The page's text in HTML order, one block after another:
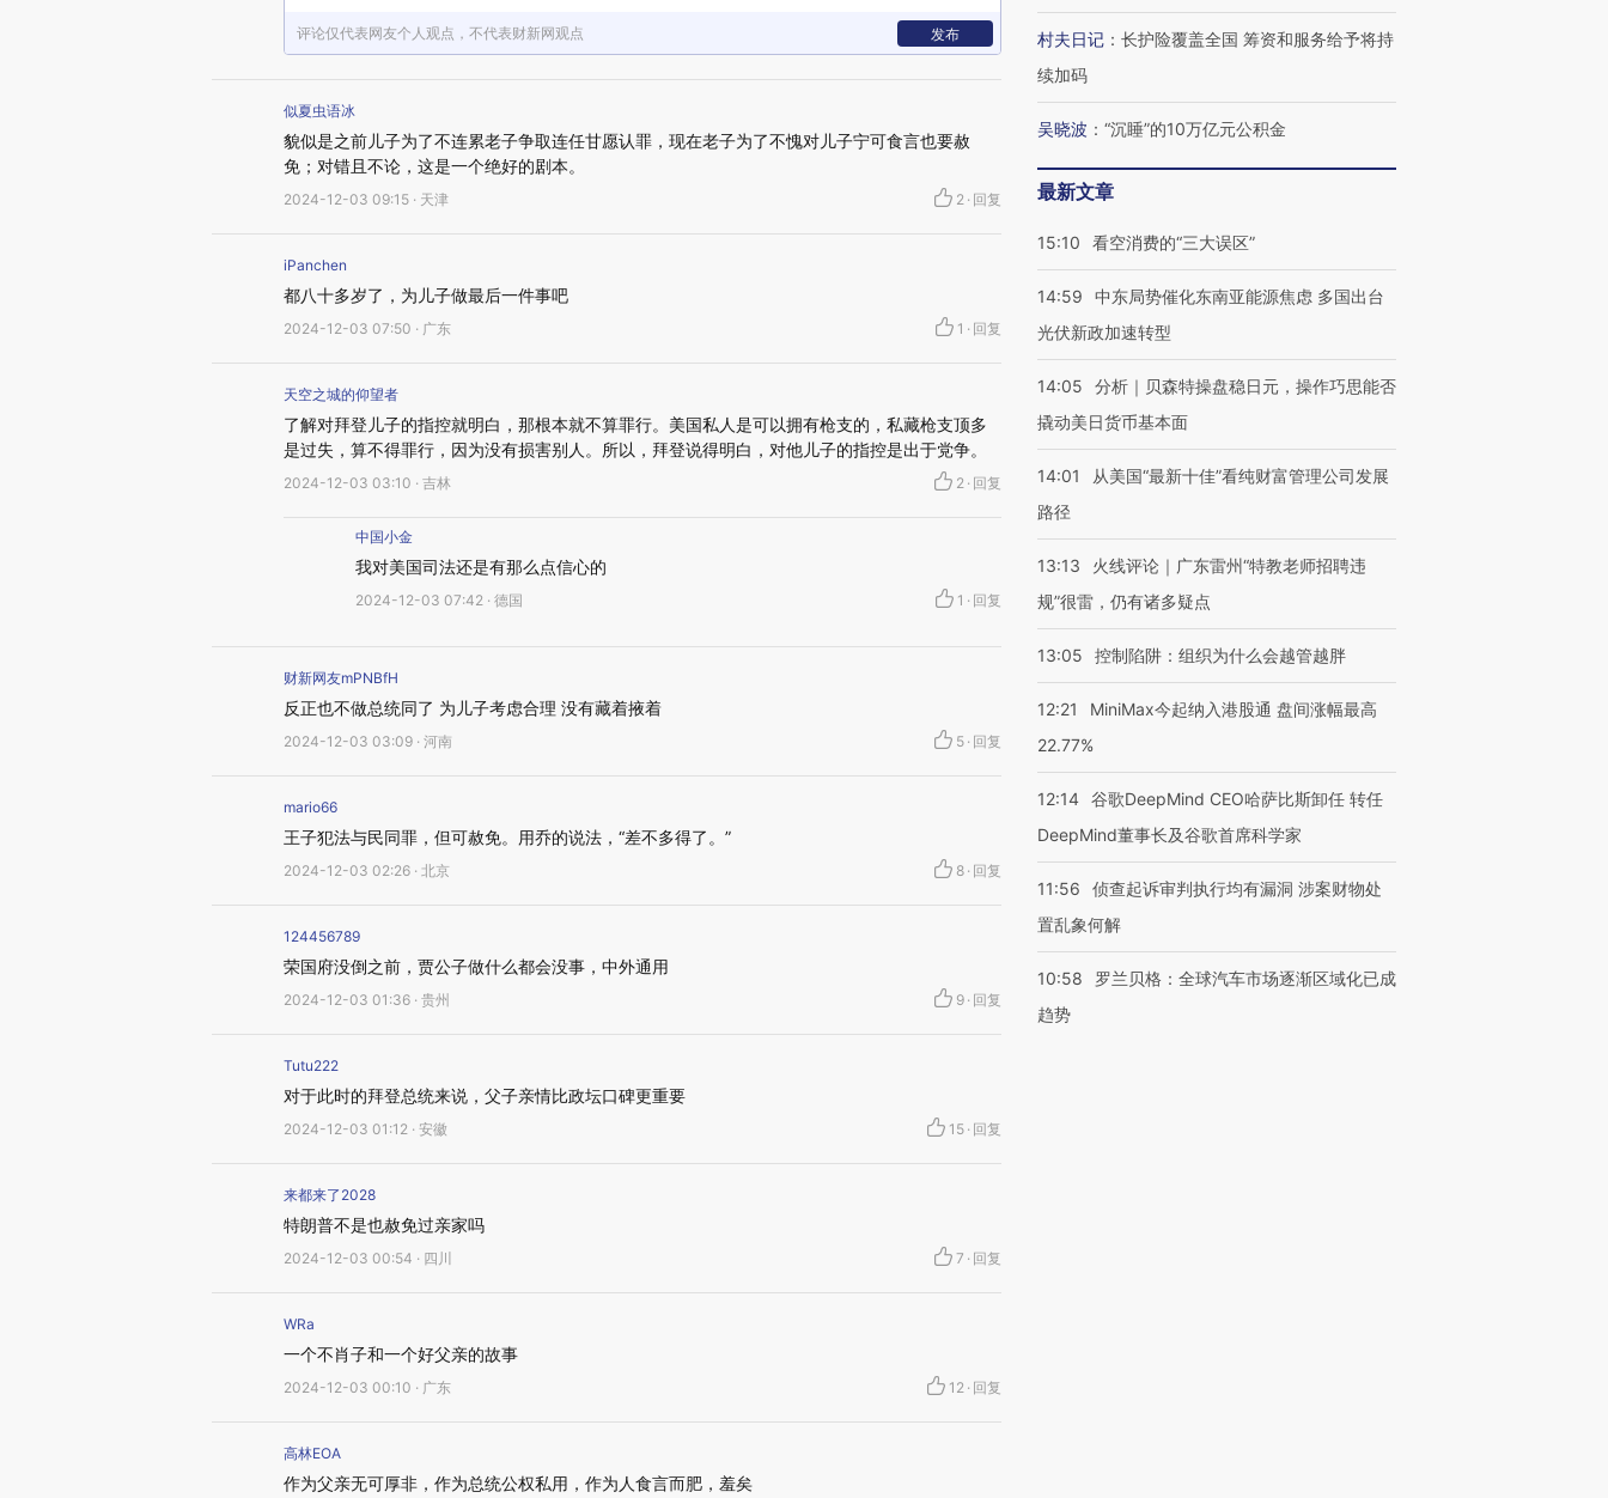
评论仅代表网友个人观点，不代表财新网观点 发布
似夏虫语冰
貌似是之前儿子为了不连累老子争取连任甘愿认罪，现在老子为了不愧对儿子宁可食言也要赦
免；对错且不论，这是一个绝好的剧本。
2024-12-03 09:15 · 天津 2 · 回复
iPanchen
都八十多岁了，为儿子做最后一件事吧
2024-12-03 07:50 · 广东 1 · 回复
天空之城的仰望者
了解对拜登儿子的指控就明白，那根本就不算罪行。美国私人是可以拥有枪支的，私藏枪支顶多
是过失，算不得罪行，因为没有损害别人。所以，拜登说得明白，对他儿子的指控是出于党争。
2024-12-03 03:10 · 吉林 2 · 回复
中国小金
我对美国司法还是有那么点信心的
2024-12-03 07:42 · 德国 1 · 回复
财新网友mPNBfH
反正也不做总统同了 为儿子考虑合理 没有藏着掖着
2024-12-03 03:09 · 河南 5 · 回复
mario66
王子犯法与民同罪，但可赦免。用乔的说法，“差不多得了。”
2024-12-03 02:26 · 北京 8 · 回复
124456789
荣国府没倒之前，贾公子做什么都会没事，中外通用
2024-12-03 01:36 · 贵州 9 · 回复
Tutu222
对于此时的拜登总统来说，父子亲情比政坛口碑更重要
2024-12-03 01:12 · 安徽 15 · 回复
来都来了2028
特朗普不是也赦免过亲家吗
2024-12-03 00:54 · 四川 7 · 回复
WRa
一个不肖子和一个好父亲的故事
2024-12-03 00:10 · 广东 12 · 回复
高林EOA
作为父亲无可厚非，作为总统公权私用，作为人食言而肥，羞矣
村夫日记 ： 长护险覆盖全国 筹资和服务给予将持
续加码
吴晓波 ： “沉睡”的10万亿元公积金
最新文章
15:10 看空消费的“三大误区”
14:59
中东局势催化东南亚能源焦虑 多国出台
光伏新政加速转型
14:05
分析｜贝森特操盘稳日元，操作巧思能否
撬动美日货币基本面
14:01
从美国“最新十佳”看纯财富管理公司发展
路径
13:13
火线评论｜广东雷州“特教老师招聘违
规”很雷，仍有诸多疑点
13:05 控制陷阱：组织为什么会越管越胖
12:21
MiniMax今起纳入港股通 盘间涨幅最高
22.77%
12:14 谷歌DeepMind CEO哈萨比斯卸任 转任
DeepMind董事长及谷歌首席科学家
11:56
侦查起诉审判执行均有漏洞 涉案财物处
置乱象何解
10:58
罗兰贝格：全球汽车市场逐渐区域化已成
趋势